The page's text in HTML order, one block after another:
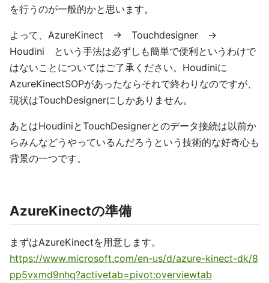
を行うのが一般的かと思います。
よって、AzureKinect → Touchdesigner →
Houdini という手法は必ずしも簡単で便利というわけで
はないことについてはご了承ください。Houdiniに
AzureKinectSOPがあったならそれで終わりなのですが、
現状はTouchDesignerにしかありません。
あとはHoudiniとTouchDesignerとのデータ接続は以前か
らみんなどうやっているんだろうという技術的な好奇心も
背景の一つです。
AzureKinectの準備
まずはAzureKinectを用意します。
https://www.microsoft.com/en-us/d/azure-kinect-dk/8
pp5vxmd9nhq?activetab=pivot:overviewtab